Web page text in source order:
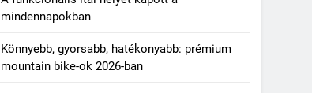
mindennapokban
Könnyebb, gyorsabb, hatékonyabb: prémium
mountain bike-ok 2026-ban